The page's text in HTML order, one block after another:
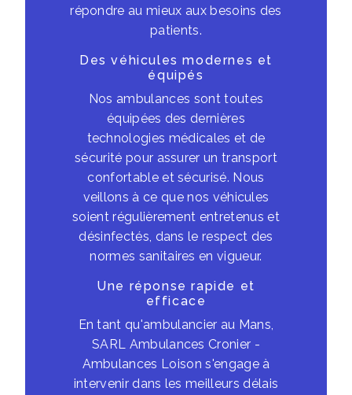
répondre au mieux aux besoins des
patients.
Des véhicules modernes et
équipés
Nos ambulances sont toutes
équipées des dernières
technologies médicales et de
sécurité pour assurer un transport
confortable et sécurisé. Nous
veillons à ce que nos véhicules
soient régulièrement entretenus et
désinfectés, dans le respect des
normes sanitaires en vigueur.
Une réponse rapide et
efficace
En tant qu'ambulancier au Mans,
SARL Ambulances Cronier -
Ambulances Loison s'engage à
intervenir dans les meilleurs délais